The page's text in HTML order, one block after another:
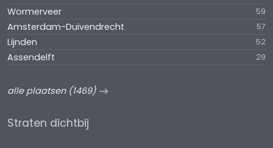
Wormerveer 59
Amsterdam-Duivendrecht 57
Lijnden 52
Assendelft 29
alle plaatsen (1469)
Straten dichtbij